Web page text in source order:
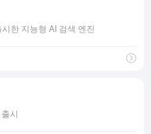
한 지능형 AI 검색 엔진
시